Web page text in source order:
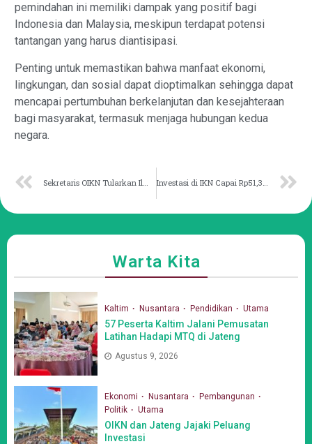
pemindahan ini memiliki dampak yang positif bagi
Indonesia dan Malaysia, meskipun terdapat potensi
tantangan yang harus diantisipasi.
Penting untuk memastikan bahwa manfaat ekonomi,
lingkungan, dan sosial dapat dioptimalkan sehingga dapat
mencapai pertumbuhan berkelanjutan dan kesejahteraan
bagi masyarakat, termasuk menjaga hubungan kedua
negara.
Sekretaris OIKN Tularkan Ilmu Transportasi Cerdas dan Berkelanjutan Investasi di IKN Capai Rp51,35 Triliun
Warta Kita
Kaltim Nusantara Pendidikan Utama
57 Peserta Kaltim Jalani Pemusatan
Latihan Hadapi MTQ di Jateng
Agustus 9, 2026
Ekonomi Nusantara
Pembangunan
Politik
Utama
OIKN dan Jateng Jajaki Peluang
Investasi